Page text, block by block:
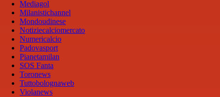
Mediagol
Milanistichannel
Mondoudinese
Notiziecalciomercato
Numericalcio
Padovasport
Pianetamilan
SOS Fanta
Toronews
Tuttobolognaweb
Violanews